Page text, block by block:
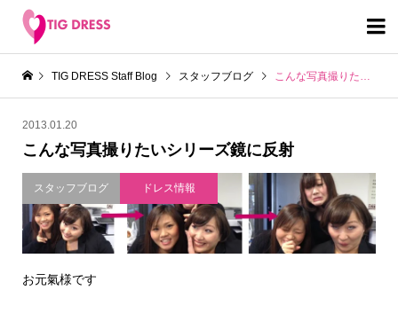

TIG DRESS Staff Blog スタッフブログ こんな写真撮りたいシリーズ鏡に反射
2013.01.20
こんな写真撮りたいシリーズ鏡に反射
スタッフブログ ドレス情報
お元氣様です